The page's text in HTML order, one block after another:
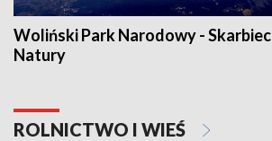
Woliński Park Narodowy - Skarbiec
Natury
ROLNICTWO I WIEŚ